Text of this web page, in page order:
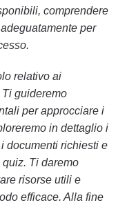
comprendere
per
relativo ai
Ti guideremo
per approcciare i
in dettaglio i
documenti richiesti e
Ti daremo
risorse utili e
efficace. Alla fine